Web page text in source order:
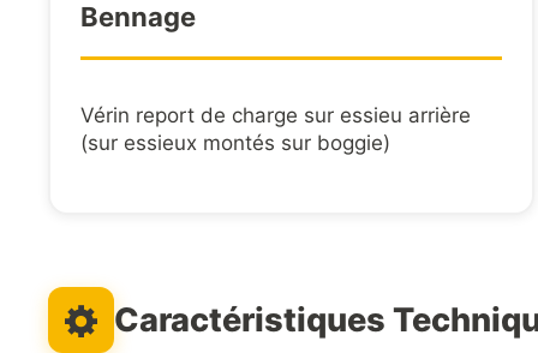
Bennage
Vérin report de charge sur essieu arrière
(sur essieux montés sur boggie)
Caractéristiques